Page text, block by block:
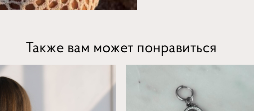
Также вам может понравиться